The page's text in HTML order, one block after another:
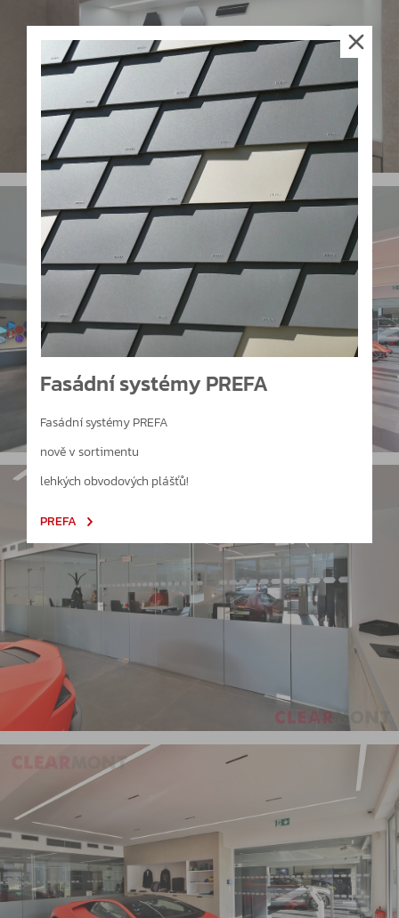
Fasádní systémy PREFA
Fasádní systémy PREFA
nově v sortimentu
lehkých obvodových plášťů!
PREFA